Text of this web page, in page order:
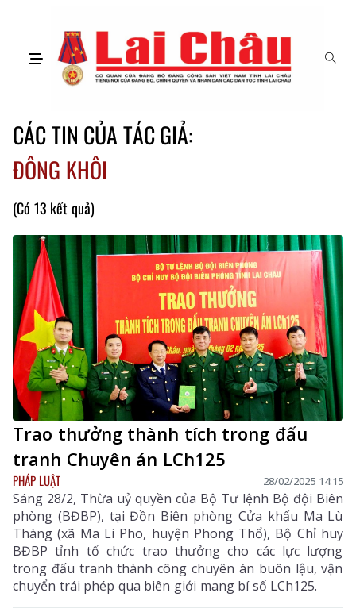
CÁC TIN CỦA TÁC GIẢ:
ĐÔNG KHÔI
(Có 13 kết quả)
Trao thưởng thành tích trong đấu
tranh Chuyên án LCh125
PHÁP LUẬT 28/02/2025 14:15
Sáng 28/2, Thừa uỷ quyền của Bộ Tư lệnh Bộ đội Biên
phòng (BĐBP), tại Đồn Biên phòng Cửa khẩu Ma Lù
Thàng (xã Ma Li Pho, huyện Phong Thổ), Bộ Chỉ huy
BĐBP tỉnh tổ chức trao thưởng cho các lực lượng
trong đấu tranh thành công chuyên án buôn lậu, vận
chuyển trái phép qua biên giới mang bí số LCh125.